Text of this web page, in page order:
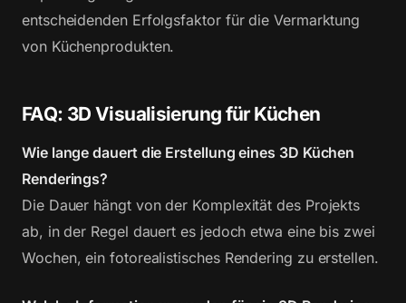
entscheidenden Erfolgsfaktor für die Vermarktung
von Küchenprodukten.
FAQ: 3D Visualisierung für Küchen
Wie lange dauert die Erstellung eines 3D Küchen
Renderings?
Die Dauer hängt von der Komplexität des Projekts
ab, in der Regel dauert es jedoch etwa eine bis zwei
Wochen, ein fotorealistisches Rendering zu erstellen.